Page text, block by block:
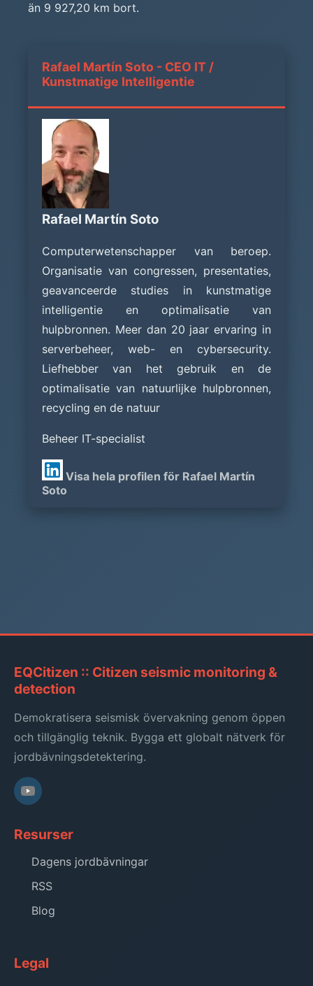
än 9 927,20 km bort.
Rafael Martín Soto - CEO IT /
Kunstmatige Intelligentie
Rafael Martín Soto
Computerwetenschapper van beroep.
Organisatie van congressen, presentaties,
geavanceerde studies in kunstmatige
intelligentie en optimalisatie van
hulpbronnen. Meer dan 20 jaar ervaring in
serverbeheer, web- en cybersecurity.
Liefhebber van het gebruik en de
optimalisatie van natuurlijke hulpbronnen,
recycling en de natuur
Beheer IT-specialist
Visa hela profilen för Rafael Martín
Soto
EQCitizen :: Citizen seismic monitoring &
detection
Demokratisera seismisk övervakning genom öppen
och tillgänglig teknik. Bygga ett globalt nätverk för
jordbävningsdetektering.
Resurser
Dagens jordbävningar
RSS
Blog
Legal